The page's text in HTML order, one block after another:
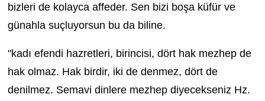
bizleri de kolayca affeder. Sen bizi boşa küfür ve
günahla suçluyorsun bu da biline.
"kadı efendi hazretleri, birincisi, dört hak mezhep de
hak olmaz. Hak birdir, iki de denmez, dört de
denilmez. Semavi dinlere mezhep diyecekseniz Hz.